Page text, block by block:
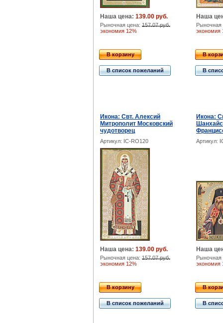
Наша цена: 139.00 руб.
Рыночная цена: 157.07 руб.
экономия 12%
Наша
экономия
В корзину
В список пожеланий
В
В
Икона: Свт. Алексий
Митрополит Московский
чудотворец
Икона:
Артикул: IC-RO120 Артикул:
Наша цена: 139.00 руб.
Рыночная цена: 157.07 руб.
экономия 12%
Наша
экономия
В корзину
В список пожеланий
В
В